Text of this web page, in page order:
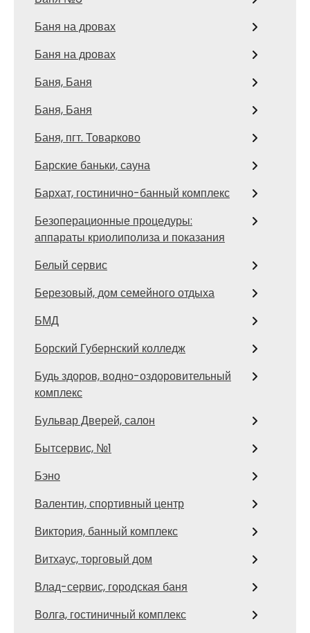
Баня на дровах
Баня на дровах
Баня, Баня
Баня, Баня
Баня, пгт. Товарково
Барские баньки, сауна
Бархат, гостинично-банный комплекс
Безоперационные процедуры:
аппараты криолиполиза и показания
Белый сервис
Березовый, дом семейного отдыха
БМД
Борский Губернский колледж
Будь здоров, водно-оздоровительный
комплекс
Бульвар Дверей, салон
Бытсервис, №1
Бэно
Валентин, спортивный центр
Виктория, банный комплекс
Витхаус, торговый дом
Влад-сервис, городская баня
Волга, гостиничный комплекс